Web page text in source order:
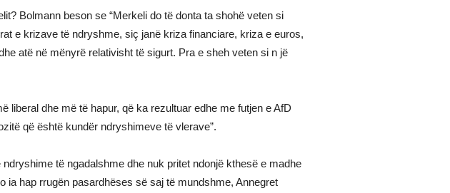
Bolmann beson se “Merkeli do të donta ta shohë veten si
e krizave të ndryshme, siç janë kriza financiare, kriza e euros,
atë në mënyrë relativisht të sigurt. Pra e sheh veten si n jë
liberal dhe më të hapur, që ka rezultuar edhe me futjen e AfD
që është kundër ndryshimeve të vlerave”.
të ngadalshme dhe nuk pritet ndonjë kthesë e madhe
ia hap rrugën pasardhëses së saj të mundshme, Annegret